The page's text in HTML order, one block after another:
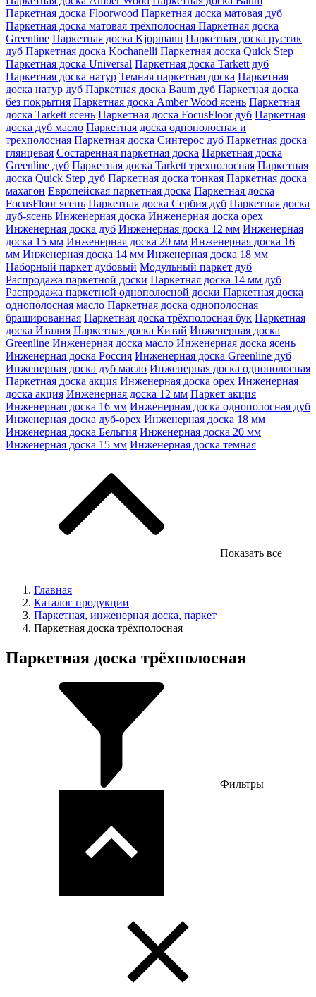
Паркетная доска Floorwood Паркетная доска матовая дуб
Паркетная доска матовая трёхполосная Паркетная доска
Greenline Паркетная доска Kjopmann Паркетная доска рустик
дуб Паркетная доска Kochanelli Паркетная доска Quick Step
Паркетная доска Universal Паркетная доска Tarkett дуб
Паркетная доска натур Темная паркетная доска Паркетная
доска натур дуб Паркетная доска Baum дуб Паркетная доска
без покрытия Паркетная доска Amber Wood ясень Паркетная
доска Tarkett ясень Паркетная доска FocusFloor дуб Паркетная
доска дуб масло Паркетная доска однополосная и
трехполосная Паркетная доска Синтерос дуб Паркетная доска
глянцевая Состаренная паркетная доска Паркетная доска
Greenline дуб Паркетная доска Tarkett трехполосная Паркетная
доска Quick Step дуб Паркетная доска тонкая Паркетная доска
махагон Европейская паркетная доска Паркетная доска
FocusFloor ясень Паркетная доска Сербия дуб Паркетная доска
дуб-ясень Инженерная доска Инженерная доска орех
Инженерная доска дуб Инженерная доска 12 мм Инженерная
доска 15 мм Инженерная доска 20 мм Инженерная доска 16
мм Инженерная доска 14 мм Инженерная доска 18 мм
Наборный паркет дубовый Модульный паркет дуб
Распродажа паркетной доски Паркетная доска 14 мм дуб
Распродажа паркетной однополосной доски Паркетная доска
однополосная масло Паркетная доска однополосная
брашированная Паркетная доска трёхполосная бук Паркетная
доска Италия Паркетная доска Китай Инженерная доска
Greenline Инженерная доска масло Инженерная доска ясень
Инженерная доска Россия Инженерная доска Greenline дуб
Инженерная доска дуб масло Инженерная доска однополосная
Паркетная доска акция Инженерная доска орех Инженерная
доска акция Инженерная доска 12 мм Паркет акция
Инженерная доска 16 мм Инженерная доска однополосная дуб
Инженерная доска дуб-орех Инженерная доска 18 мм
Инженерная доска Бельгия Инженерная доска 20 мм
Инженерная доска 15 мм Инженерная доска темная
Показать все
Главная
Каталог продукции
Паркетная, инженерная доска, паркет
Паркетная доска трёхполосная
Паркетная доска трёхполосная
Фильтры